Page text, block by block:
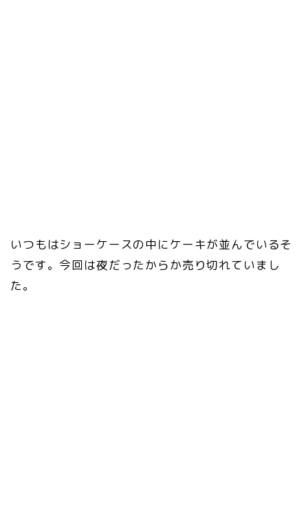
いつもはショーケースの中にケーキが並んでいるそ
うです。今回は夜だったからか売り切れていまし
た。